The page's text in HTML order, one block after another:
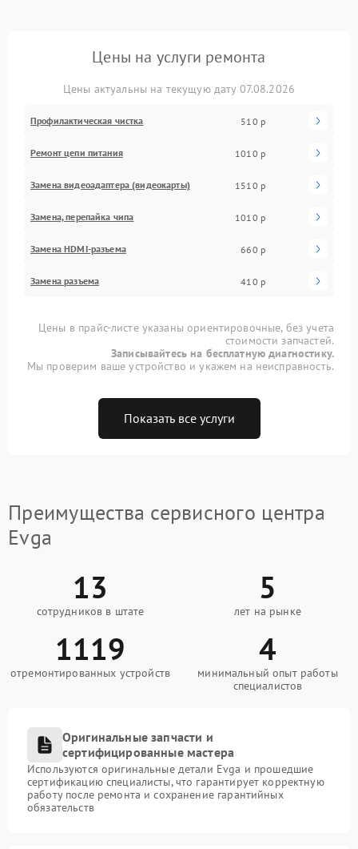
Цены на услуги ремонта
Цены актуальны на текущую дату 07.08.2026
Профилактическая чистка 510 р
Ремонт цепи питания 1010 р
Замена видеоадаптера (видеокарты) 1510 р
Замена, перепайка чипа 1010 р
Замена HDMI-разъема 660 р
Замена разъема 410 р
Цены в прайс-листе указаны ориентировочные, без учета
стоимости запчастей.
Записывайтесь на бесплатную диагностику.
Мы проверим ваше устройство и укажем на неисправность.
Показать все услуги
Преимущества сервисного центра
Evga
13
сотрудников в штате
5
лет на рынке
1119
отремонтированных устройств
4
минимальный опыт работы
специалистов
Оригинальные запчасти и
сертифицированные мастера
Используются оригинальные детали Evga и прошедшие
сертификацию специалисты, что гарантирует корректную
работу после ремонта и сохранение гарантийных
обязательств